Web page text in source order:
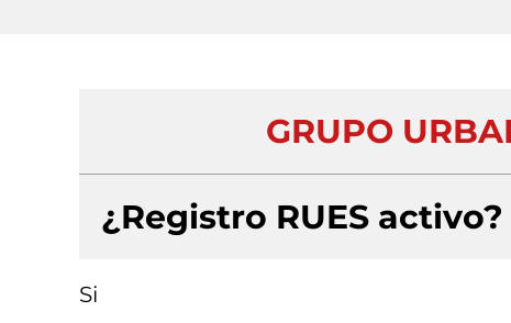
GRUPO
¿Registro RUES activo?
Si